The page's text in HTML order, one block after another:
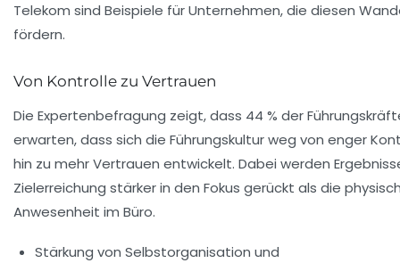
Telekom sind Beispiele für Unternehmen, die diesen
fördern.
Von Kontrolle zu Vertrauen
Die Expertenbefragung zeigt, dass 44 % der
erwarten, dass sich die Führungskultur weg von enger
hin zu mehr Vertrauen entwickelt. Dabei werden
Zielerreichung stärker in den Fokus gerückt als die
Anwesenheit im Büro.
Stärkung von Selbstorganisation und